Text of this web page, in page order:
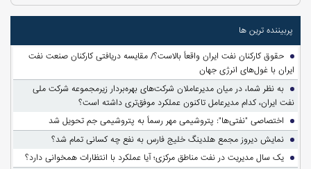
پربیننده ترین ها
حقوق کارکنان نفت ایران واقعاً بالاست؟/ مقایسه دریافتی کارکنان صنعت نفت
ایران با غول‌های انرژی جهان
به نظر شما، در میان مدیرعاملان شرکت‌های بهره‌بردار زیرمجموعه شرکت ملی
نفت ایران، کدام مدیرعامل تاکنون عملکرد موفق‌تری داشته است؟
اختصاصی "نفتی‌ها": پتروشیمی مهر رسماً به پتروشیمی جم تحویل شد
نمایش دیروز مجمع هلدینگ خلیج فارس به نفع چه کسانی تمام شد؟
یک سال مدیریت در نفت مناطق مرکزی؛ آیا عملکرد با انتظارات همخوانی دارد؟